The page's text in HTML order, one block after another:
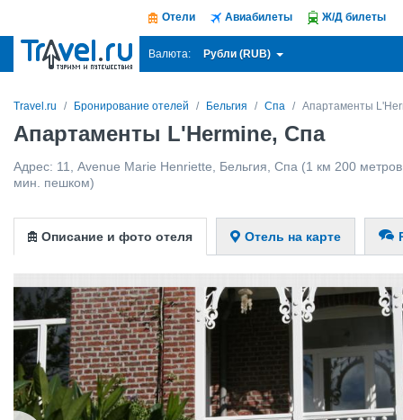
Отели Авиабилеты Ж/Д билеты
Валюта: Рубли (RUB)
Travel.ru Бронирование отелей Бельгия Спа Апартаменты
Апартаменты L'Hermine, Спа
Адрес: 11, Avenue Marie Henriette Бельгия Спа (1 км 200
мин. пешком)
Описание и фото отеля Отель на карте